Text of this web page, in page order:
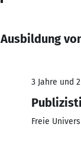
Ausbildung
3 Jahre und
Freie